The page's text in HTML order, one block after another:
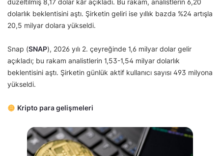
düzeltilmiş 8,17 dolar kâr açıkladı. Bu rakam, analistlerin 6,20
dolarlık beklentisini aştı. Şirketin geliri ise yıllık bazda %24 artışla
20,5 milyar dolara yükseldi.
Snap (SNAP), 2026 yılı 2. çeyreğinde 1,6 milyar dolar gelir
açıkladı; bu rakam analistlerin 1,53-1,54 milyar dolarlık
beklentisini aştı. Şirketin günlük aktif kullanıcı sayısı 493 milyona
yükseldi.
Kripto para gelişmeleri